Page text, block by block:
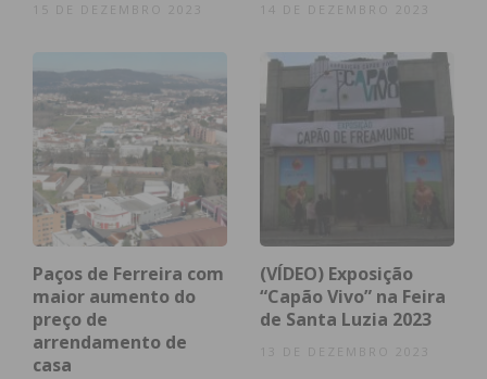
14 DE DEZEMBRO 2023
Paços de Ferreira com
maior aumento do
preço de
arrendamento de
casa
(VÍDEO) Exposição
“Capão Vivo” na Feira
de Santa Luzia 2023